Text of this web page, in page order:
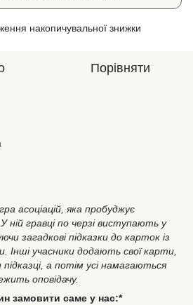
накопичувальної знижки
Порівняти
асоціацій, яка пробуджує
ній гравці по черзі виступають у
загадкові підказки до карток із
Інші учасники додають свої карти,
а потім усі намагаються
оповідачу.
замовити саме у нас:*